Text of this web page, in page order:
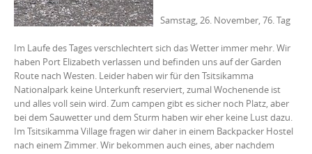
Samstag, 26. November, 76. Tag
Im Laufe des Tages verschlechtert sich das Wetter immer mehr. Wir
haben Port Elizabeth verlassen und befinden uns auf der Garden
Route nach Westen. Leider haben wir für den Tsitsikamma
Nationalpark keine Unterkunft reserviert, zumal Wochenende ist
und alles voll sein wird. Zum campen gibt es sicher noch Platz, aber
bei dem Sauwetter und dem Sturm haben wir eher keine Lust dazu.
Im Tsitsikamma Village fragen wir daher in einem Backpacker Hostel
nach einem Zimmer. Wir bekommen auch eines, aber nachdem